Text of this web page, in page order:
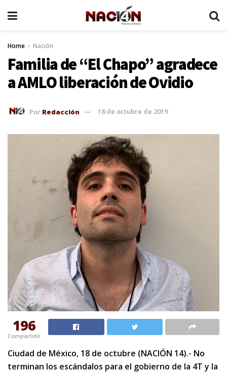
Home Nación
Familia de “El Chapo” agradece
a AMLO liberación de Ovidio
Por Redacción 18 de octubre de 2019
196
Compartido
Ciudad de México, 18 de octubre (NACIÓN 14).- No
terminan los escándalos para el gobierno de la 4T y la